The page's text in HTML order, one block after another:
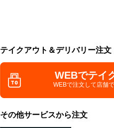
テイクアウト＆デリバリー注文
WEBでテイ
WEBで注文して店舗
その他サービスから注文